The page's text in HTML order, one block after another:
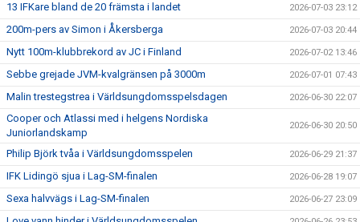
13 IFKare bland de 20 främsta i landet 2026-07-03 23:12
200m-pers av Simon i Åkersberga 2026-07-03 20:44
Nytt 100m-klubbrekord av JC i Finland 2026-07-02 13:46
Sebbe grejade JVM-kvalgränsen på 3000m 2026-07-01 07:43
Malin trestegstrea i Världsungdomsspelsdagen 2026-06-30 22:07
Cooper och Atlassi med i helgens Nordiska
Juniorlandskamp
2026-06-30 20:50
Philip Björk tvåa i Världsungdomsspelen 2026-06-29 21:37
IFK Lidingö sjua i Lag-SM-finalen 2026-06-28 19:07
Sexa halvvägs i Lag-SM-finalen 2026-06-27 23:09